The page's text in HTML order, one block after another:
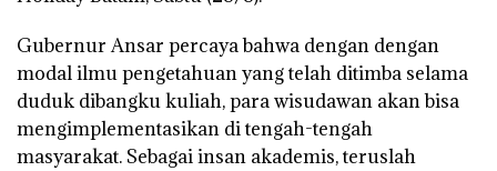
Gubernur Ansar percaya bahwa dengan dengan
modal ilmu pengetahuan yang telah ditimba selama
duduk dibangku kuliah, para wisudawan akan bisa
mengimplementasikan di tengah-tengah
masyarakat. Sebagai insan akademis, teruslah